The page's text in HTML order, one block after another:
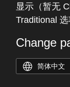
显示（暂无
Traditional 选
Change